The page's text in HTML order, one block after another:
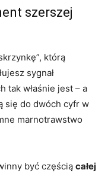
szerszej
którą
sygnał
tak właśnie jest – a
się do dwóch cyfr w
marnotrawstwo
być częścią całej